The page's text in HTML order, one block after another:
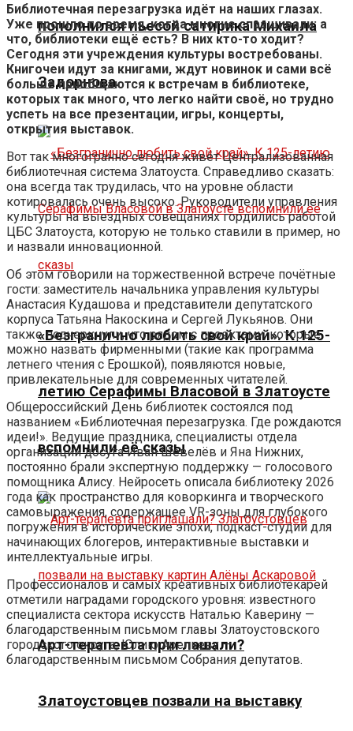
пополнился пьесой сатирика Михаила
Задорнова
«Безгранично любить свой край». К 125-
летию Серафимы Власовой в Златоусте
вспомнили её сказы
Арт-терапевта приглашали?
Златоустовцев позвали на выставку
Библиотечная перезагрузка идёт на наших глазах.
Уже прошло то время, когда многие спрашивали: а
что, библиотеки ещё есть? В них кто-то ходит?
Сегодня эти учреждения культуры востребованы.
Книгочеи идут за книгами, ждут новинок и сами всё
больше приобщаются к встречам в библиотеке,
которых так много, что легко найти своё, но трудно
успеть на все презентации, игры, концерты,
открытия выставок.
Вот так многогранно сегодня живёт Централизованная
библиотечная система Златоуста. Справедливо сказать:
она всегда так трудилась, что на уровне области
котировалась очень высоко. Руководители управления
культуры на выездных совещаниях гордились работой
ЦБС Златоуста, которую не только ставили в пример, но
и назвали инновационной.
Об этом говорили на торжественной встрече почётные
гости: заместитель начальника управления культуры
Анастасия Кудашова и представители депутатского
корпуса Татьяна Накоскина и Сергей Лукьянов. Они
также подчеркнули, что рядом с проектами, которые
можно назвать фирменными (такие как программа
летнего чтения с Ерошкой), появляются новые,
привлекательные для современных читателей.
Общероссийский День библиотек состоялся под
названием «Библиотечная перезагрузка. Где рождаются
идеи!». Ведущие праздника, специалисты отдела
организации досуга Иван Шевелёв и Яна Нижних,
постоянно брали экспертную поддержку — голосового
помощника Алису. Нейросеть описала библиотеку 2026
года как пространство для коворкинга и творческого
самовыражения, содержащее VR-зоны для глубокого
погружения в исторические эпохи, подкаст-студии для
начинающих блогеров, интерактивные выставки и
интеллектуальные игры.
Профессионалов и самых креативных библиотекарей
отметили наградами городского уровня: известного
специалиста сектора искусств Наталью Каверину —
благодарственным письмом главы Златоустовского
городского округа; Юлию Арепьеву —
благодарственным письмом Собрания депутатов.